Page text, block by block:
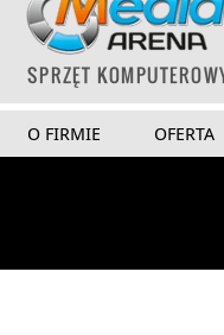
O FIRMIE OFERTA